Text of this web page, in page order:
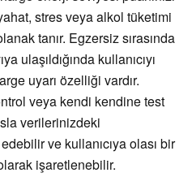
stres veya alkol tüketimi
tanır. Egzersiz sırasında
ulaşıldığında kullanıcıyı
uyarı özelliği vardır.
veya kendi kendine test
verilerinizdeki
ve kullanıcıya olası bir
işaretlenebilir.